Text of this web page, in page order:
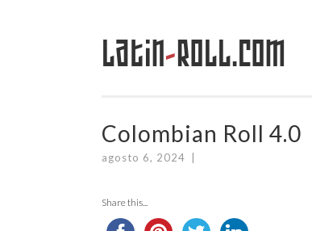
Saltar
Latin-Roll.com
Colombian Roll 4.0
agosto 6, 2024
Share this...